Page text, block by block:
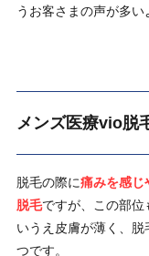
うお客さまの声が多い
メンズ医療vio脱
脱毛の際に痛みを感じ
脱毛ですが、この部位
いうえ皮膚が薄く、
つです。